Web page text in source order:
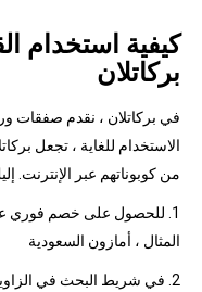
كيفية استخدام
بركاتلان
في بركاتلان ، نقدم صفقات
الاستخدام للغاية ، تجعل
من كوبوناتهم عبر الإنترنت.
1. للحصول على خصم فوري
المثال ، أمازون السعودية
2. في شريط البحث في